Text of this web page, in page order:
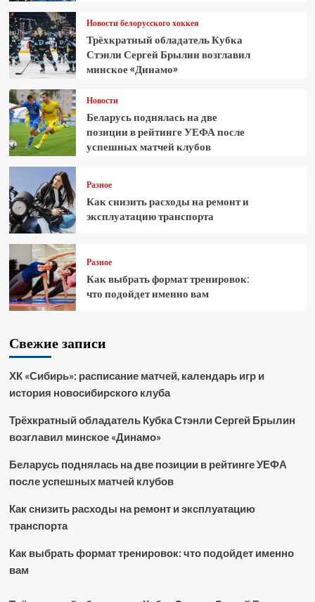
Новости белорусского хоккея
Трёхкратный обладатель Кубка
Стэнли Сергей Брылин возглавил
минское «Динамо»
Новости
Беларусь поднялась на две
позиции в рейтинге УЕФА после
успешных матчей клубов
Разное
Как снизить расходы на ремонт и
эксплуатацию транспорта
Разное
Как выбрать формат тренировок:
что подойдет именно вам
Свежие записи
ХК «Сибирь»: расписание матчей, календарь игр и
история новосибирского клуба
Трёхкратный обладатель Кубка Стэнли Сергей Брылин
возглавил минское «Динамо»
Беларусь поднялась на две позиции в рейтинге УЕФА
после успешных матчей клубов
Как снизить расходы на ремонт и эксплуатацию
транспорта
Как выбрать формат тренировок: что подойдет именно
вам